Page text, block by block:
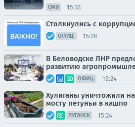
СМИ 15:33
Столкнулись с
ОФИЦ. 15:28
В Беловодске ЛНР
развитию
ОФИЦ. 15:24
Хулиганы уничтожили
мосту петуньи в кашпо
ЛУГАНСК 15:24